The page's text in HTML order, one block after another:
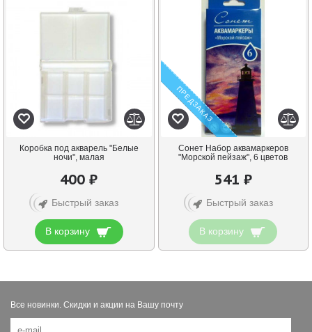
Коробка под акварель "Белые
ночи", малая
400 ₽
Быстрый заказ
В корзину
ПРЕДЗАКАЗ
Сонет Набор аквамаркеров
"Морской пейзаж", 6 цветов
541 ₽
Быстрый заказ
В корзину
Все новинки. Скидки и акции на Вашу почту